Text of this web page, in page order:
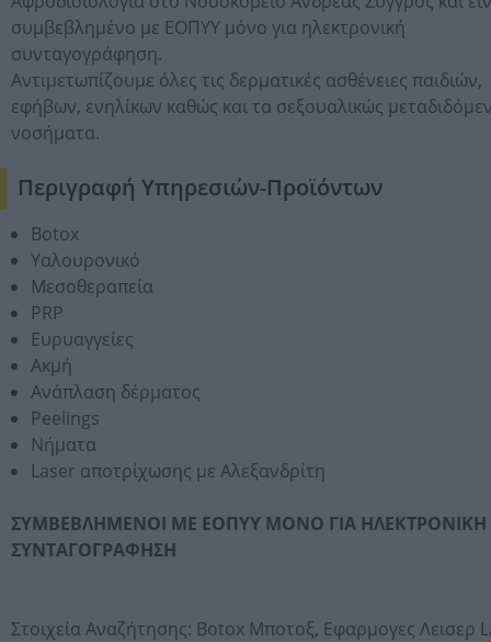
συμβεβλημένο με ΕΟΠΥΥ μόνο για ηλεκτρονική
συνταγογράφηση.
Αντιμετωπίζουμε όλες τις δερματικές ασθένειες παιδιών,
εφήβων, ενηλίκων καθώς και τα σεξουαλικώς
νοσήματα.
Περιγραφή Υπηρεσιών-Προϊόντων
Botox
Υαλουρονικό
Μεσοθεραπεία
PRP
Ευρυαγγείες
Ακμή
Ανάπλαση δέρματος
Peelings
Νήματα
Laser αποτρίχωσης με Αλεξανδρίτη
ΣΥΜΒΕΒΛΗΜΕΝΟΙ ΜΕ ΕΟΠΥΥ ΜΟΝΟ ΓΙΑ ΗΛΕΚΤΡΟΝΙΚΗ
ΣΥΝΤΑΓΟΓΡΑΦΗΣΗ
Στοιχεία Αναζήτησης: Botox Μποτοξ, Εφαρμογες Λεισερ